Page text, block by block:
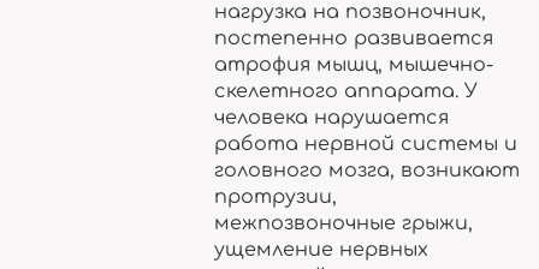
нагрузка на позвоночник,
постепенно развивается
атрофия мышц, мышечно-
скелетного аппарата. У
человека нарушается
работа нервной системы и
головного мозга, возникают
протрузии,
межпозвоночные грыжи,
ущемление нервных